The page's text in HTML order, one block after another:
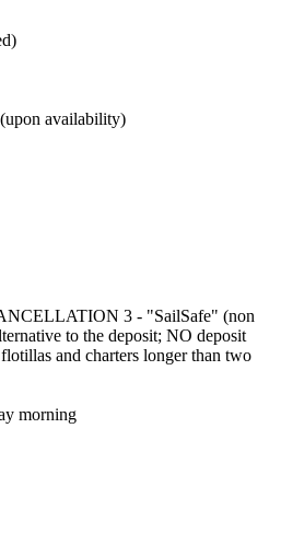
availability)
3 - "SailSafe" (non
to the deposit; NO deposit
and charters longer than two
morning